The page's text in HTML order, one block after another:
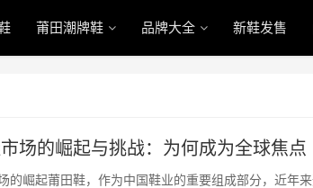
莆田潮牌鞋 品牌大全 新鞋发售
场的崛起与挑战：为何成为全球焦点
的崛起莆田鞋，作为中国鞋业的重要组成部分，近年